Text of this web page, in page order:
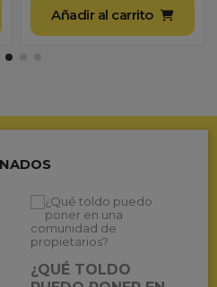
Añadir al carrito
¿QUÉ TOLDO